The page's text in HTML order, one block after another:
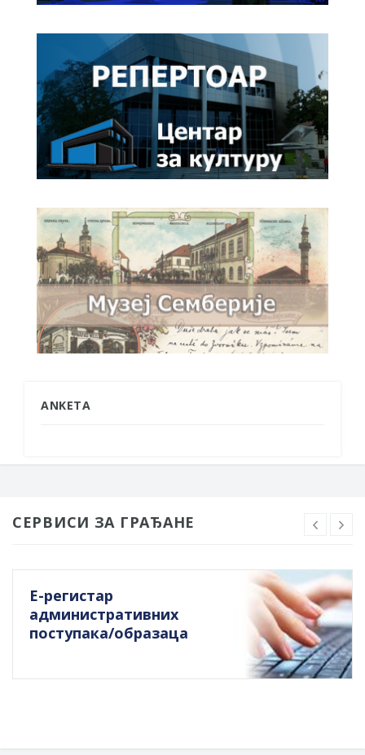
ANKETA
СЕРВИСИ ЗА ГРАЂАНЕ
Е-регистар
административних
поступака/образаца